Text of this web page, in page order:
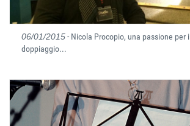
06/01/2015- Nicola Procopio, una passione per il
doppiaggio...